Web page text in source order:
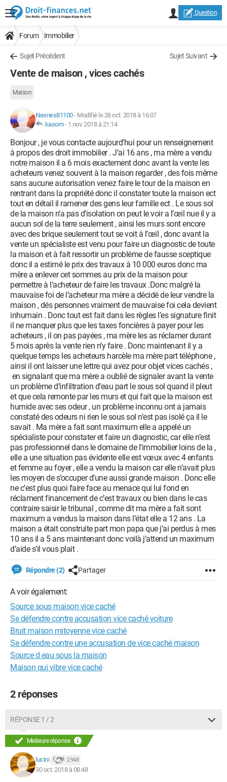
Question
Forum Immobilier
Sujet Précédent Sujet Suivant
Vente de maison , vices cachés
Maison
Nesnes81100- Modifié le 28 oct. 2018 à 16:07
kasom- 1 nov. 2018 à 21:14
Bonjour , je vous contacte aujourd’hui pour un renseignement
à propos des droit immobilier . J’ai 16 ans , ma mère a vendu
notre maison il a 6 mois exactement donc avant la vente les
acheteurs venez souvent à la maison regarder , des fois même
sans aucune autorisation venez faire le tour de la maison en
rentrant dans la propriété donc il constater toute la maison ect
tout en détail il ramener des gens leur famille ect . Le sous sol
de la maison n’a pas d’isolation on peut le voir a l’œil nue il y a
aucun sol de la terre seulement , ainsi les murs sont encore
avec des brique seulement tout se voit à l’œil , donc avant la
vente un spécialiste est venu pour faire un diagnostic de toute
la maison et à fait ressortir un problème de fausse sceptique
donc il a estimé le prix des travaux à 10 000 euros donc ma
mère a enlever cet sommes au prix de la maison pour
permettre à l’acheteur de faire les travaux .Donc malgré la
mauvaise foi de l’acheteur ma mère a décidé de leur vendre la
maison , dés personnes vraiment de mauvaise foi cela devient
inhumain . Donc tout est fait dans les règles l’es signature finit
il ne manquer plus que les taxes foncières à payer pour les
acheteurs , il on pas payées , ma mère les as réclamer durant
5 mois après la vente rien n’y faire . Donc maintenant il y a
quelque temps les acheteurs harcèle ma mère part téléphone ,
ainsi il ont laisser une lettre qui avez pour objet vices cachés ,
en signalant que ma mère a oublié de signaler avant la vente
un problème d’infiltration d’eau part le sous sol quand il pleut
et que cela remonte par les murs et qui fait que la maison est
humide avec ses odeur , un problème inconnu ont a jamais
constaté des odeurs ni rien le sous sol n’est pas isolé ça il le
savait . Ma mère a fait sont maximum elle a appelé un
spécialiste pour constater et faire un diagnostic, car elle n’est
pas professionnel dans le domaine de l’immobilier loins de la ,
elle a une situation pas évidente elle est vœux avec 4 enfants
et femme au foyer , elle a vendu la maison car elle n’avait plus
les moyen de s’occuper d’une aussi grande maison . Donc elle
ne c’est plus quoi faire face au menace qui lui fond en
réclament financement de c’est travaux ou bien dans le cas
contraire saisir le tribunal , comme dit ma mère a fait sont
maximum a vendus la maison dans l’état elle a 12 ans . La
maison a était construite part mon papa que j’ai perdus à mes
10 ans il a 5 ans maintenant donc voilà j’attend un maximum
d’aide s’il vous plait .
Répondre (2) Partager
A voir également:
Source sous maison vice caché
Se défendre contre accusation vice caché voiture
Bruit maison mitoyenne vice caché
Se défendre contre une accusation de vice caché maison
Source d eau sous la maison
Maison qui vibre vice caché
2 réponses
RÉPONSE 1 / 2
Meilleure réponse
lucini 2 948
30 oct. 2018 à 08:48